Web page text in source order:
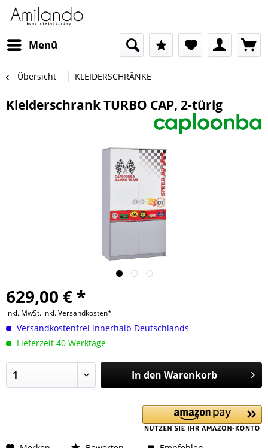
Menü
Übersicht KLEIDERSCHRÄNKE
Kleiderschrank TURBO CAP, 2-türig
629,00 € *
inkl. MwSt. inkl. Versandkosten*
Versandkostenfrei innerhalb Deutschlands
Lieferzeit 40 Werktage
In den Warenkorb